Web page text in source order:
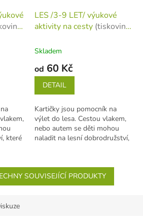
které
LES /3-9 LET/ výukové
aktivity na cesty (tiskovina
Skladem
od 60 Kč
DETAIL
Kartičky jsou pomocník na
výlet do lesa. Cestou vlakem,
nebo autem se děti mohou
naladit na lesní dobrodružství,
SOUVISEJÍCÍ PRODUKTY